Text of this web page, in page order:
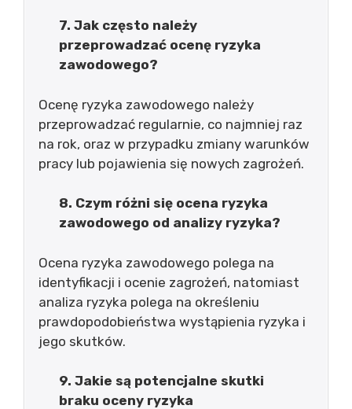
7. Jak często należy
przeprowadzać ocenę ryzyka
zawodowego?
Ocenę ryzyka zawodowego należy
przeprowadzać regularnie, co najmniej raz
na rok, oraz w przypadku zmiany warunków
pracy lub pojawienia się nowych zagrożeń.
8. Czym różni się ocena ryzyka
zawodowego od analizy ryzyka?
Ocena ryzyka zawodowego polega na
identyfikacji i ocenie zagrożeń, natomiast
analiza ryzyka polega na określeniu
prawdopodobieństwa wystąpienia ryzyka i
jego skutków.
9. Jakie są potencjalne skutki
braku oceny ryzyka